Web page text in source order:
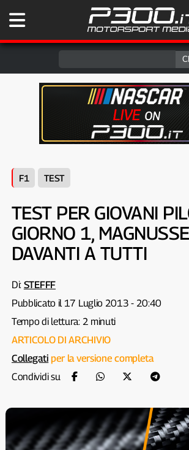
F1 TEST
TEST PER GIOVANI
GIORNO 1,
DAVANTI A TUTTI
Di: STEFFF
Pubblicato il 17 Luglio 2013 - 20:40
Tempo di lettura: 2 minuti
ARTICOLO DI ARCHIVIO
Collegati per la versione completa
Condividi su